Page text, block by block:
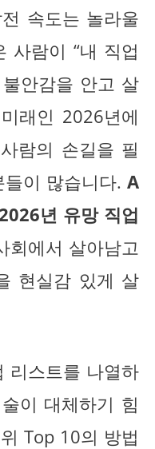
속도는 놀라울
사람이 “내 직업
안감을 안고 살
래인 2026년에
람의 손길을 필
이 많습니다. A
년 유망 직업
회에서 살아남고
현실감 있게 살
리스트를 나열하
이 대체하기 힘
Top 10의 방법